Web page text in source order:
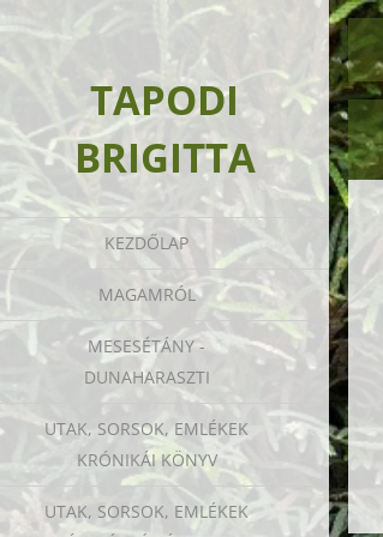
TAPODI
BRIGITTA
KEZDŐLAP
MAGAMRÓL
MESESÉTÁNY -
DUNAHARASZTI
UTAK, SORSOK, EMLÉKEK
KRÓNIKÁI KÖNYV
UTAK, SORSOK, EMLÉKEK